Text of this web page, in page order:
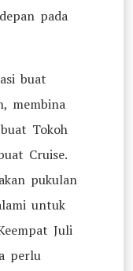
pada
buat
membina
Tokoh
Cruise.
pukulan
untuk
Juli
perlu